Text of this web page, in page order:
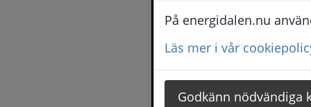
för
Jobb,
och
FoU
På energidalen.nu
Läs mer i vår
Godkänn nödvändiga